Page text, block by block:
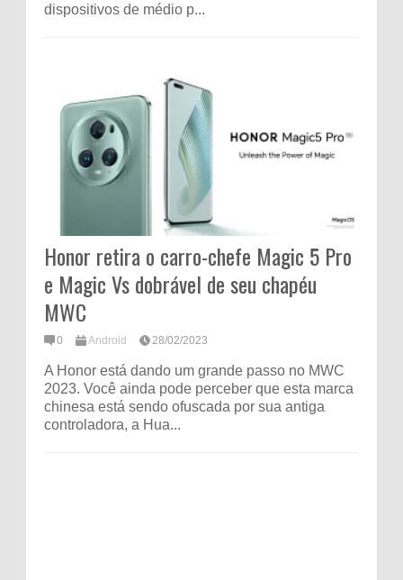
dispositivos de médio p...
Honor retira o carro-chefe Magic 5 Pro
e Magic Vs dobrável de seu chapéu
MWC
0 Android 28/02/2023
A Honor está dando um grande passo no MWC
2023. Você ainda pode perceber que esta marca
chinesa está sendo ofuscada por sua antiga
controladora, a Hua...